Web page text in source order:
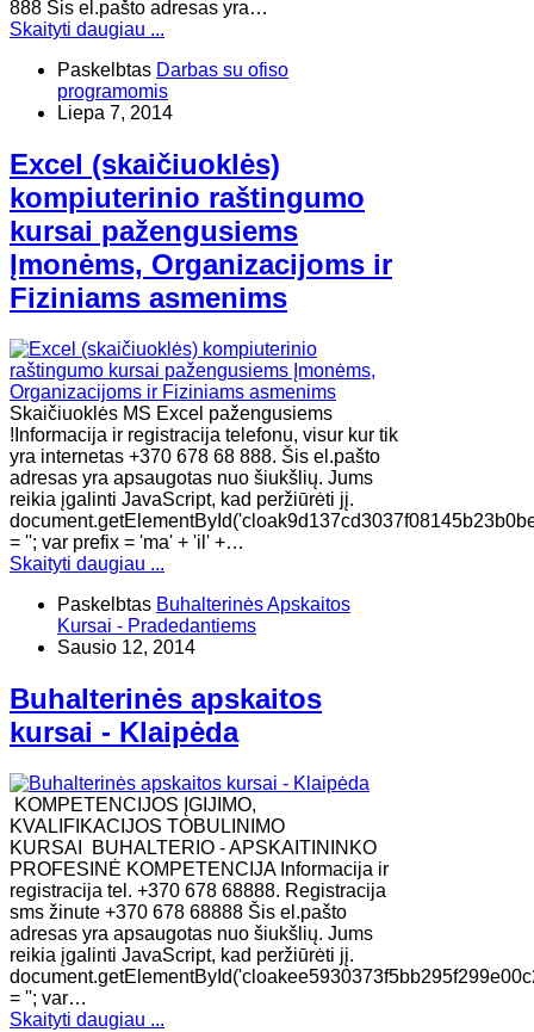
888 Šis el.pašto adresas yra…
Skaityti daugiau ...
Paskelbtas Darbas su ofiso
programomis
Liepa 7, 2014
Excel (skaičiuoklės)
kompiuterinio raštingumo
kursai pažengusiems
Įmonėms, Organizacijoms ir
Fiziniams asmenims
Skaičiuoklės MS Excel pažengusiems
!Informacija ir registracija telefonu, visur kur tik
yra internetas +370 678 68 888. Šis el.pašto
adresas yra apsaugotas nuo šiukšlių. Jums
reikia įgalinti JavaScript, kad peržiūrėti jį.
= ''; var prefix = 'ma' + 'il' +…
Skaityti daugiau ...
Paskelbtas Buhalterinės Apskaitos
Kursai - Pradedantiems
Sausio 12, 2014
Buhalterinės apskaitos
kursai - Klaipėda
KOMPETENCIJOS ĮGIJIMO,
KVALIFIKACIJOS TOBULINIMO
KURSAI BUHALTERIO - APSKAITININKO
PROFESINĖ KOMPETENCIJA Informacija ir
registracija tel. +370 678 68888. Registracija
sms žinute +370 678 68888 Šis el.pašto
adresas yra apsaugotas nuo šiukšlių. Jums
reikia įgalinti JavaScript, kad peržiūrėti jį.
= ''; var…
Skaityti daugiau ...